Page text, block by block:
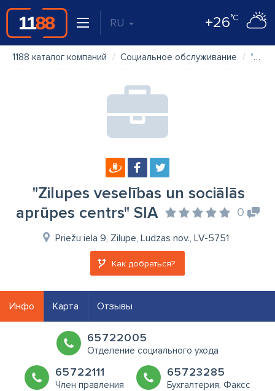
RU +26°C
1188 каталог компаний Социальное обслуживание "Zilupes veselības un sociālās aprūpes centrs" SIA
"Zilupes veselības un sociālās
aprūpes centrs" SIA
0
Priežu iela 9, Zilupe, Ludzas nov., LV-5751
Как добраться?
Инфо Карта Отзывы
65722005
Отделение социального ухода
65722111
Член правления
65723285
Бухгалтерия, Факсс